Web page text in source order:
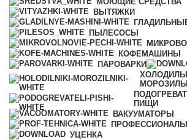
ВЫТЯЖКИ
ПЫЛЕСОСЫ
КОФЕМАШИНЫ
ПАРОВАРКИ
ПИЩИ
ВАКУУМАТОРЫ
УЦЕНКА